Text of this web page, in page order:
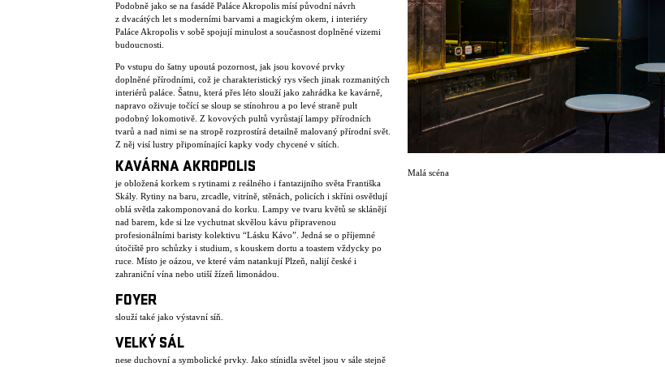
Podobně jako se na fasádě Paláce Akropolis mísí původní návrh
z dvacátých let s moderními barvami a magickým okem, i interiéry
Paláce Akropolis v sobě spojují minulost a současnost doplněné vizemi
budoucnosti.
Po vstupu do šatny upoutá pozornost, jak jsou kovové prvky
doplněné přírodními, což je charakteristický rys všech jinak rozmanitých
interiérů paláce. Šatnu, která přes léto slouží jako zahrádka ke kavárně,
napravo oživuje točící se sloup se stínohrou a po levé straně pult
podobný lokomotivě. Z kovových pultů vyrůstají lampy přírodních
tvarů a nad nimi se na stropě rozprostírá detailně malovaný přírodní svět.
Z něj visí lustry připomínající kapky vody chycené v sítích.
KAVÁRNA AKROPOLIS
je obložená korkem s rytinami z reálného i fantazijního světa Františka
Skály. Rytiny na baru, zrcadle, vitríně, stěnách, policích i skříni osvětlují
oblá světla zakomponovaná do korku. Lampy ve tvaru květů se sklánějí
nad barem, kde si lze vychutnat skvělou kávu připravenou
profesionálními baristy kolektivu “Lásku Kávo”. Jedná se o příjemné
útočiště pro schůzky i studium, s kouskem dortu a toastem vždycky po
ruce. Místo je oázou, ve které vám natankují Plzeň, nalijí české i
zahraniční vína nebo utiší žízeň limonádou.
FOYER
slouží také jako výstavní síň.
VELKÝ SÁL
nese duchovní a symbolické prvky. Jako stínidla světel jsou v sále stejně
Malá scéna